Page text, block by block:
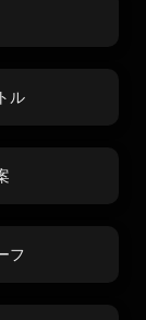
ル
フ